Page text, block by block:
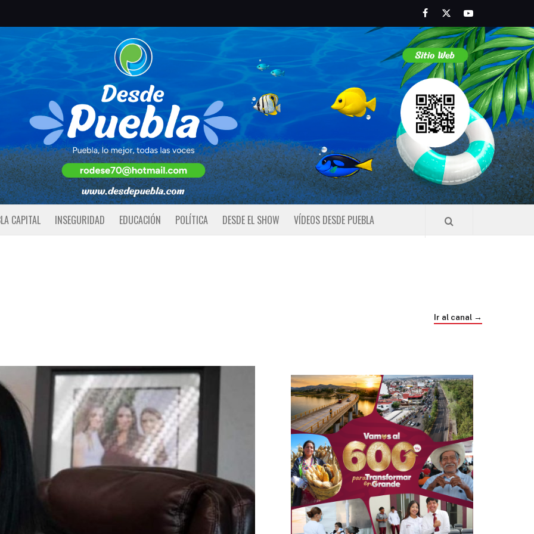
FacebookTwitterYoutube
CAPITAL INSEGURIDAD EDUCACIÓN POLÍTICA DESDE EL SHOW VÍDEOS DESDE PUEBLA
Ir al canal →